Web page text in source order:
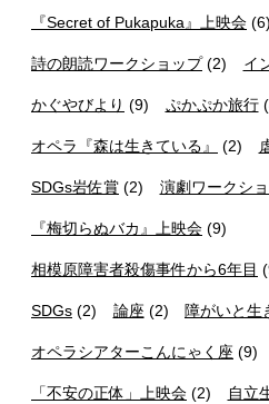
『Secret of Pukapuka』上映会 (6)
詩の朗読ワークショップ(2) イ
かぐやびより (9) ぷかぷか旅行
オペラ『森は生きている』 (2)
SDGs岩佐賞 (2) 演劇ワークシ
『梅切らぬバカ』上映会 (9)
相模原障害者殺傷事件から6年目
SDGs (2) 論座 (2) 障がいと生
オペラシアターこんにゃく座 (9)
「不安の正体」上映会 (2) 自立